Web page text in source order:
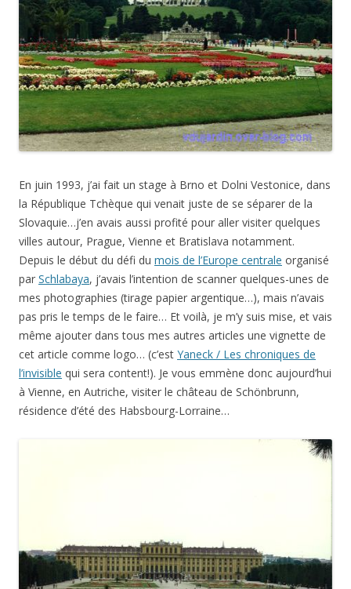
En juin 1993, j’ai fait un stage à Brno et Dolni Vestonice, dans
la République Tchèque qui venait juste de se séparer de la
Slovaquie…j’en avais aussi profité pour aller visiter quelques
villes autour, Prague, Vienne et Bratislava notamment.
Depuis le début du défi du mois de l’Europe centrale organisé
par Schlabaya, j’avais l’intention de scanner quelques-unes de
mes photographies (tirage papier argentique…), mais n’avais
pas pris le temps de le faire… Et voilà, je m’y suis mise, et vais
même ajouter dans tous mes autres articles une vignette de
cet article comme logo… (c’est Yaneck / Les chroniques de
l’invisible qui sera content!). Je vous emmène donc aujourd’hui
à Vienne, en Autriche, visiter le château de Schönbrunn,
résidence d’été des Habsbourg-Lorraine…